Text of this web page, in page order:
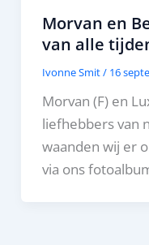
Morvan en
van alle
Ivonne Smit/ 16
Morvan (F) en
liefhebbers van
waanden wij er
via ons